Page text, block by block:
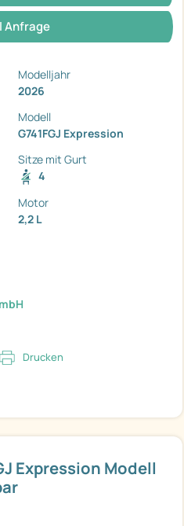
Expression Modell
Anfrage
Modelljahr
2026
Modell
G741FGJ Expression
Sitze mit Gurt
4
Motor
2,2 L
Drucken